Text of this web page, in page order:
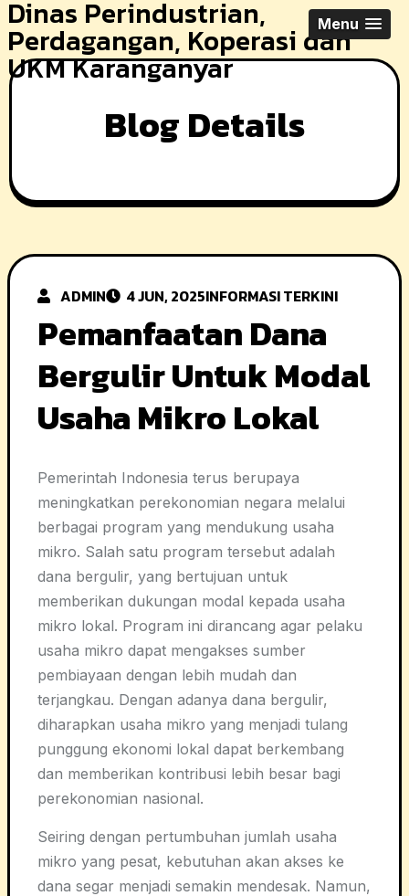
Skip
to
content
Dinas Perindustrian,
Perdagangan, Koperasi dan
UKM Karanganyar
Menu
Blog Details
ADMIN 4 JUN, 2025INFORMASI TERKINI
Pemanfaatan Dana
Bergulir Untuk Modal
Usaha Mikro Lokal
Pemerintah Indonesia terus berupaya
meningkatkan perekonomian negara melalui
berbagai program yang mendukung usaha
mikro. Salah satu program tersebut adalah
dana bergulir, yang bertujuan untuk
memberikan dukungan modal kepada usaha
mikro lokal. Program ini dirancang agar pelaku
usaha mikro dapat mengakses sumber
pembiayaan dengan lebih mudah dan
terjangkau. Dengan adanya dana bergulir,
diharapkan usaha mikro yang menjadi tulang
punggung ekonomi lokal dapat berkembang
dan memberikan kontribusi lebih besar bagi
perekonomian nasional.
Seiring dengan pertumbuhan jumlah usaha
mikro yang pesat, kebutuhan akan akses ke
dana segar menjadi semakin mendesak. Namun,